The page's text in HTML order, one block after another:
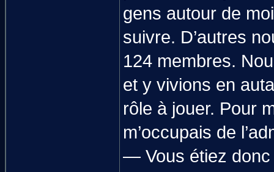
gens autour de
suivre. D’autres
124 membres.
et y vivions en
rôle à jouer. Pour
m’occupais de
— Vous étiez donc